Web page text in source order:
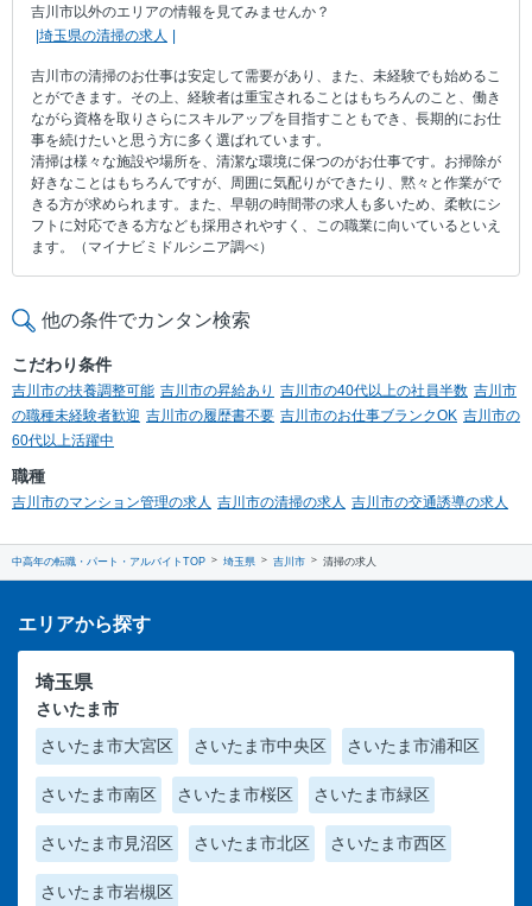
吉川市以外のエリアの情報を見てみませんか？
埼玉県の清掃の求人
吉川市の清掃のお仕事は安定して需要があり、また、未経験でも始めるこ
とができます。その上、経験者は重宝されることはもちろんのこと、働き
ながら資格を取りさらにスキルアップを目指すこともでき、長期的にお仕
事を続けたいと思う方に多く選ばれています。
清掃は様々な施設や場所を、清潔な環境に保つのがお仕事です。お掃除が
好きなことはもちろんですが、周囲に気配りができたり、黙々と作業がで
きる方が求められます。また、早朝の時間帯の求人も多いため、柔軟にシ
フトに対応できる方なども採用されやすく、この職業に向いているといえ
ます。（マイナビミドルシニア調べ）
他の条件でカンタン検索
こだわり条件
吉川市の扶養調整可能 吉川市の昇給あり 吉川市の40代以上の社員半数 吉川市
の職種未経験者歓迎 吉川市の履歴書不要 吉川市のお仕事ブランクOK 吉川市の
60代以上活躍中
職種
吉川市のマンション管理の求人 吉川市の清掃の求人 吉川市の交通誘導の求人
中高年の転職・パート・アルバイトTOP 埼玉県 吉川市 清掃の求人
エリアから探す
埼玉県
さいたま市
さいたま市大宮区
さいたま市中央区 さいたま市浦和区
さいたま市南区 さいたま市桜区 さいたま市緑区
さいたま市見沼区 さいたま市北区 さいたま市西区
さいたま市岩槻区